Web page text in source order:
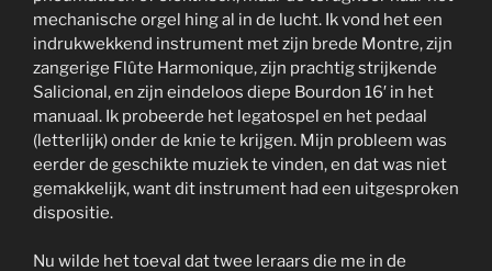
mechanische orgel hing al in de lucht. Ik vond het een
indrukwekkend instrument met zijn brede Montre, zijn
zangerige Flûte Harmonique, zijn prachtig strijkende
Salicional, en zijn eindeloos diepe Bourdon 16′ in het
manuaal. Ik probeerde het legatospel en het pedaal
(letterlijk) onder de knie te krijgen. Mijn probleem was
eerder de geschikte muziek te vinden, en dat was niet
gemakkelijk, want dit instrument had een uitgesproken
dispositie.
Nu wilde het toeval dat twee leraars die me in de